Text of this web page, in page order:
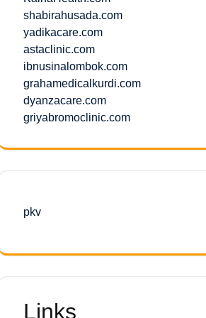
shabirahusada.com
yadikacare.com
astaclinic.com
ibnusinalombok.com
grahamedicalkurdi.com
dyanzacare.com
griyabromoclinic.com
pkv
Links